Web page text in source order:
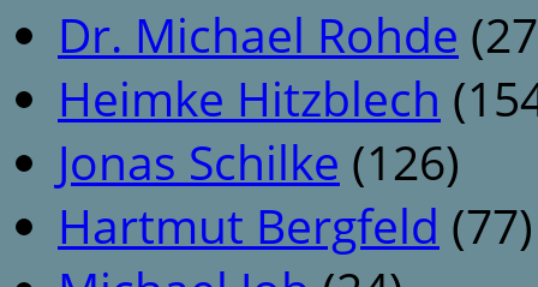
Dr. Michael Rohde
Heimke Hitzblech
Jonas Schilke (126)
Hartmut Bergfeld (77)